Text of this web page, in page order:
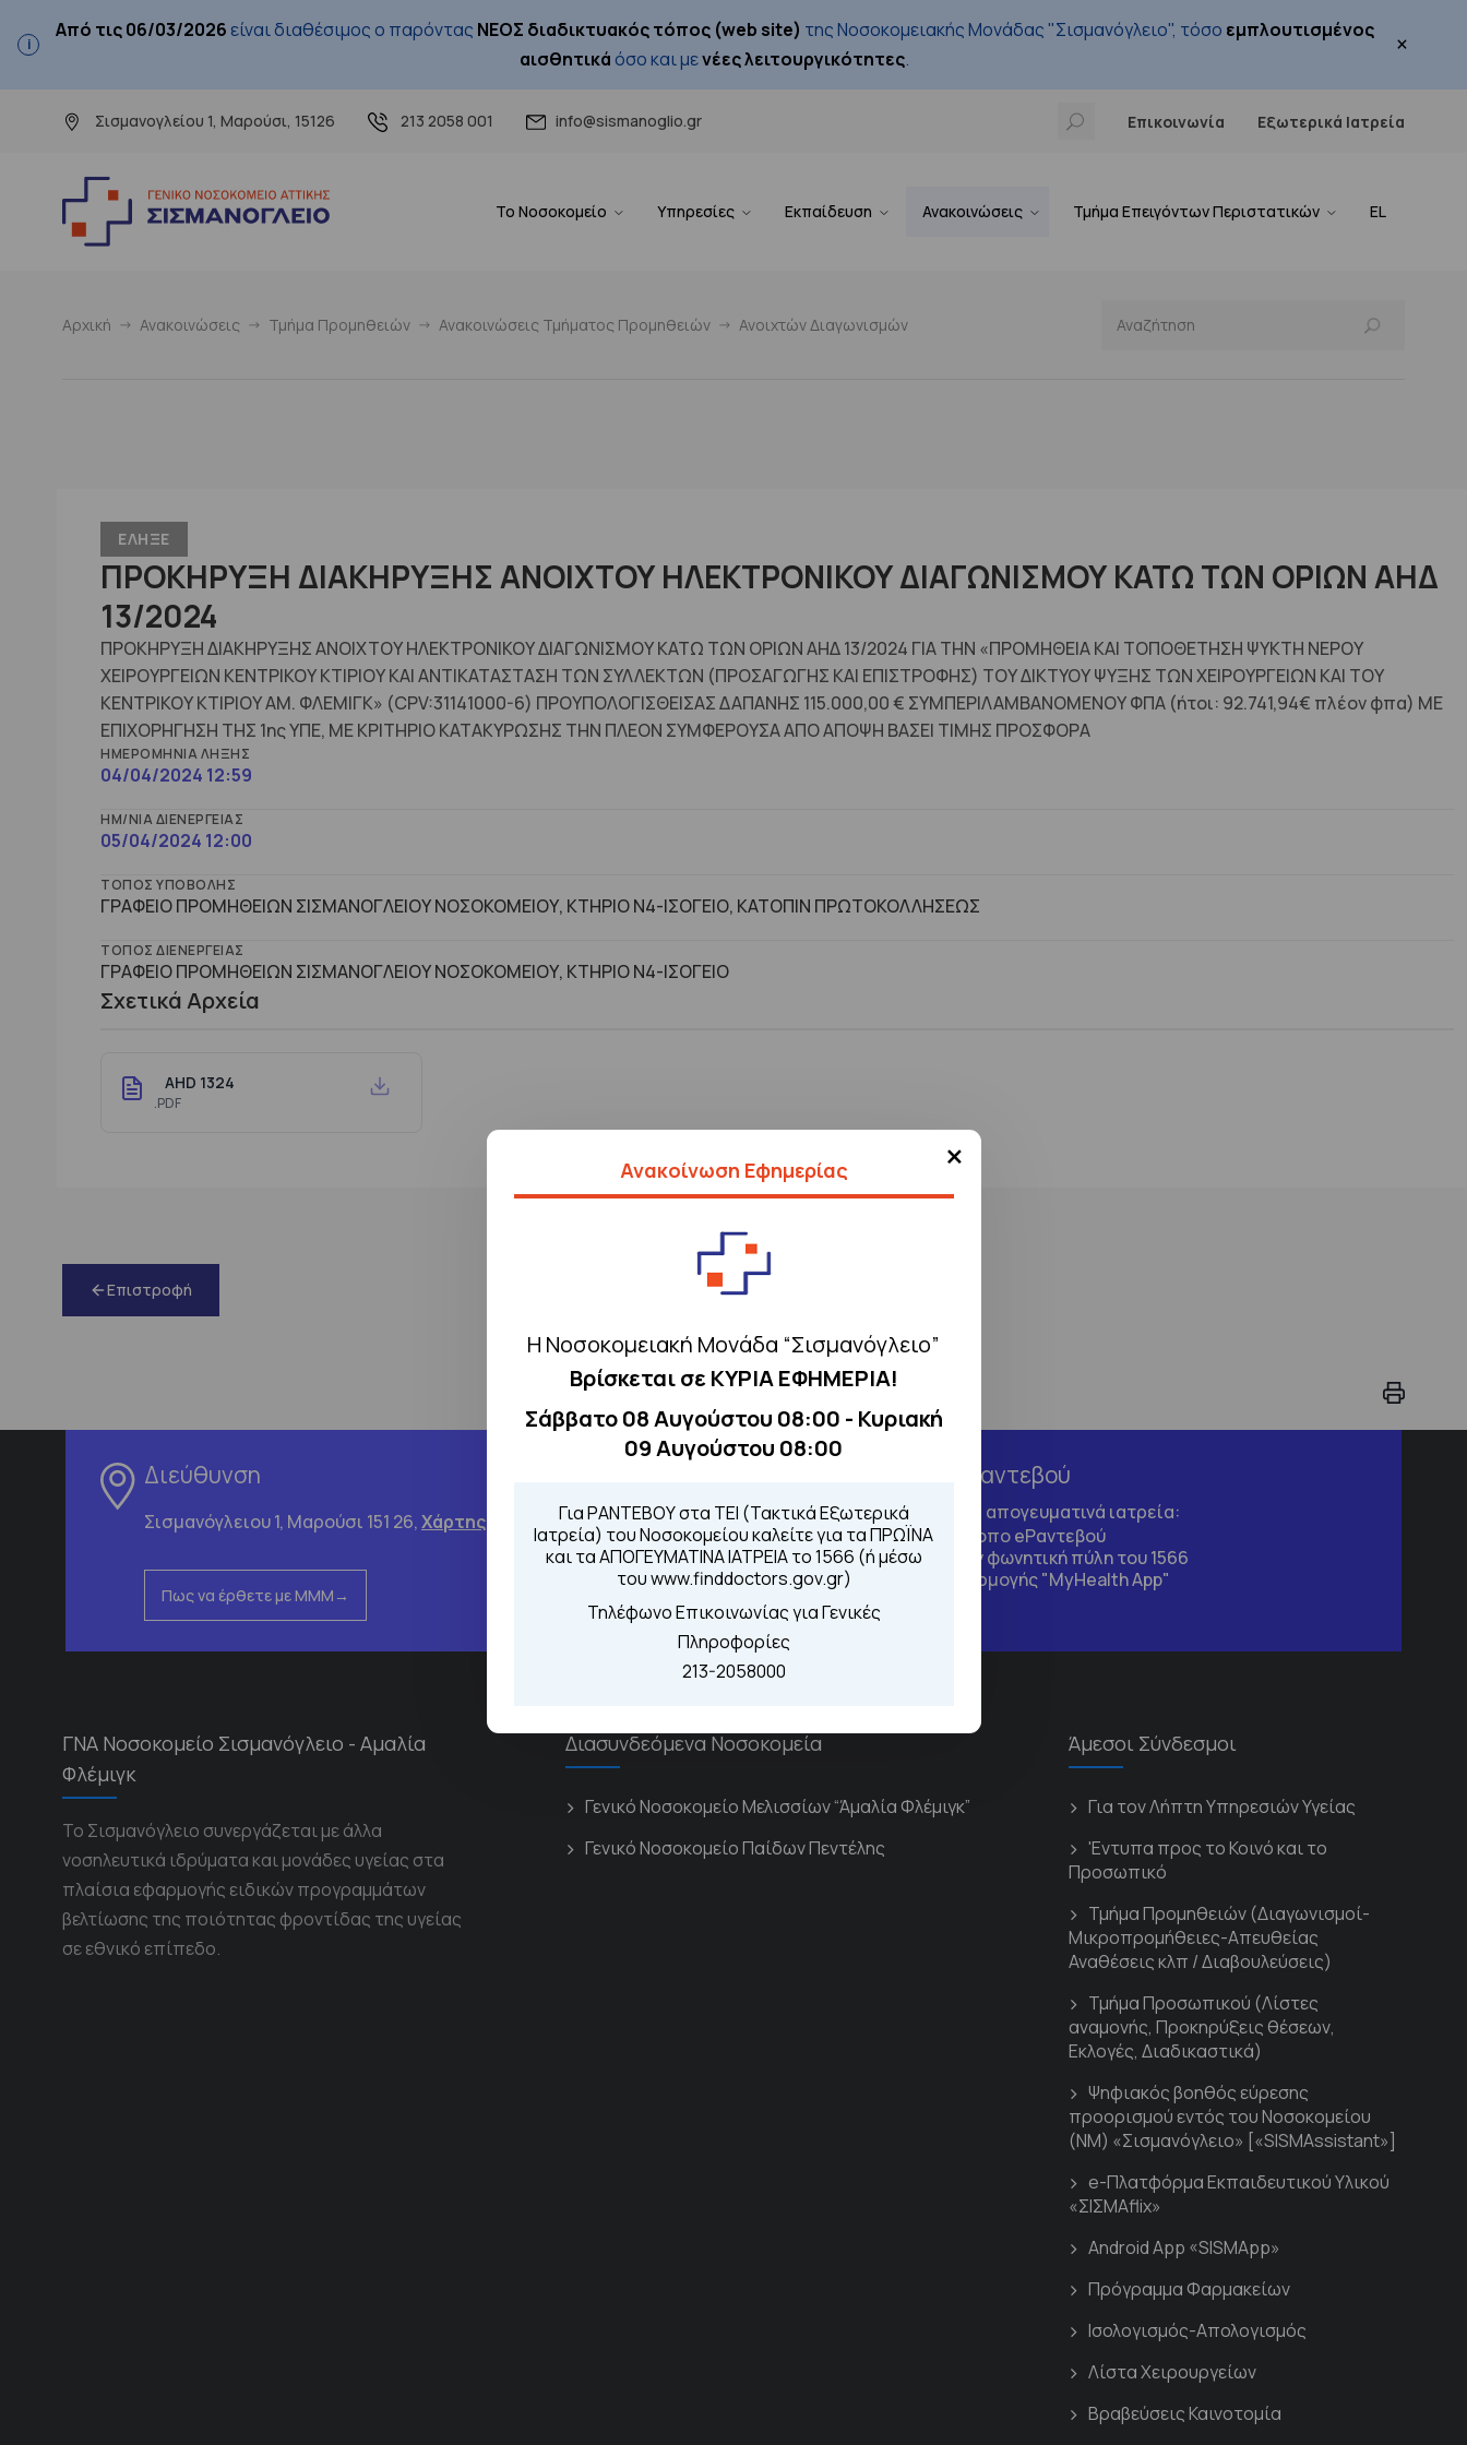
Από τις 06/03/2026 είναι διαθέσιμος ο παρόντας ΝΕΟΣ διαδικτυακός τόπος (web site) της Νοσοκομειακής Μονάδας "Σισμανόγλειο", τόσο εμπλουτισμένος
αισθητικάόσο και μενέες λειτουργικότητες. ×
Σισμανογλείου 1, Μαρούσι, 15126 213 2058 001 info@sismanoglio.gr Επικοινωνία Εξωτερικά Ιατρεία
Το Νοσοκομείο Υπηρεσίες Εκπαίδευση Ανακοινώσεις Τμήμα Επειγόντων Περιστατικών EL
×
Ανακοίνωση Εφημερίας
Η Νοσοκομειακή Μονάδα “Σισμανόγλειο”
Βρίσκεται σε ΚΥΡΙΑ ΕΦΗΜΕΡΙΑ!
Σάββατο 08 Αυγούστου 08:00 - Κυριακή
09 Αυγούστου 08:00
Για ΡΑΝΤΕΒΟΥ στα ΤΕΙ (Τακτικά Εξωτερικά
Ιατρεία) του Νοσοκομείου καλείτε για τα ΠΡΩΪΝΑ
και τα ΑΠΟΓΕΥΜΑΤΙΝΑ ΙΑΤΡΕΙΑ το 1566 (ή μέσω
του www.finddoctors.gov.gr)
Τηλέφωνο Επικοινωνίας για Γενικές
Πληροφορίες
213-2058000
Αρχική Ανακοινώσεις Τμήμα Προμηθειών Ανακοινώσεις Τμήματος Προμηθειών Ανοιχτών Διαγωνισμών
ΕΛΗΞΕ
ΠΡΟΚΗΡΥΞΗ ΔΙΑΚΗΡΥΞΗΣ ΑΝΟΙΧΤΟΥ ΗΛΕΚΤΡΟΝΙΚΟΥ ΔΙΑΓΩΝΙΣΜΟΥ ΚΑΤΩ ΤΩΝ ΟΡΙΩΝ ΑΗΔ
13/2024
ΠΡΟΚΗΡΥΞΗ ΔΙΑΚΗΡΥΞΗΣ ΑΝΟΙΧΤΟΥ ΗΛΕΚΤΡΟΝΙΚΟΥ ΔΙΑΓΩΝΙΣΜΟΥ ΚΑΤΩ ΤΩΝ ΟΡΙΩΝ ΑΗΔ 13/2024 ΓΙΑ ΤΗΝ «ΠΡΟΜΗΘΕΙΑ ΚΑΙ ΤΟΠΟΘΕΤΗΣΗ ΨΥΚΤΗ ΝΕΡΟΥ
ΧΕΙΡΟΥΡΓΕΙΩΝ ΚΕΝΤΡΙΚΟΥ ΚΤΙΡΙΟΥ ΚΑΙ ΑΝΤΙΚΑΤΑΣΤΑΣΗ ΤΩΝ ΣΥΛΛΕΚΤΩΝ (ΠΡΟΣΑΓΩΓΗΣ ΚΑΙ ΕΠΙΣΤΡΟΦΗΣ) ΤΟΥ ΔΙΚΤΥΟΥ ΨΥΞΗΣ ΤΩΝ ΧΕΙΡΟΥΡΓΕΙΩΝ ΚΑΙ ΤΟΥ
ΚΕΝΤΡΙΚΟΥ ΚΤΙΡΙΟΥ ΑΜ. ΦΛΕΜΙΓΚ» (CPV:31141000-6) ΠΡΟΥΠΟΛΟΓΙΣΘΕΙΣΑΣ ΔΑΠΑΝΗΣ 115.000,00 € ΣΥΜΠΕΡΙΛΑΜΒΑΝΟΜΕΝΟΥ ΦΠΑ (ήτοι: 92.741,94€ πλέον φπα) ΜΕ
ΕΠΙΧΟΡΗΓΗΣΗ ΤΗΣ 1ης ΥΠΕ, ΜΕ ΚΡΙΤΗΡΙΟ ΚΑΤΑΚΥΡΩΣΗΣ ΤΗΝ ΠΛΕΟΝ ΣΥΜΦΕΡΟΥΣΑ ΑΠΟ ΑΠΟΨΗ ΒΑΣΕΙ ΤΙΜΗΣ ΠΡΟΣΦΟΡΑ
ΗΜΕΡΟΜΗΝΊΑ ΛΉΞΗΣ
04/04/2024 12:59
ΗΜ/ΝΊΑ ΔΙΕΝΈΡΓΕΙΑΣ
05/04/2024 12:00
ΤΌΠΟΣ ΥΠΟΒΟΛΉΣ
ΓΡΑΦΕΙΟ ΠΡΟΜΗΘΕΙΩΝ ΣΙΣΜΑΝΟΓΛΕΙΟΥ ΝΟΣΟΚΟΜΕΙΟΥ, ΚΤΗΡΙΟ Ν4-ΙΣΟΓΕΙΟ, ΚΑΤΟΠΙΝ ΠΡΩΤΟΚΟΛΛΗΣΕΩΣ
ΤΌΠΟΣ ΔΙΕΝΈΡΓΕΙΑΣ
ΓΡΑΦΕΙΟ ΠΡΟΜΗΘΕΙΩΝ ΣΙΣΜΑΝΟΓΛΕΙΟΥ ΝΟΣΟΚΟΜΕΙΟΥ, ΚΤHΡΙΟ Ν4-ΙΣΟΓΕΙΟ
Σχετικά Αρχεία
AHD 1324
.PDF
Επιστροφή
Διεύθυνση
Σισμανόγλειου 1, Μαρούσι 151 26,Χάρτης Περιοχής
Πως να έρθετε με ΜΜΜ
Τηλέφωνα για Ραντεβού
Για τα πρωινά και τα απογευματινά ιατρεία:
Από τον ιστότοποeΡαντεβού
Καλώντας στην φωνητική πύλη του 1566
Μέσω της εφαρμογής "MyHealth App"
ΓΝΑ Νοσοκομείο Σισμανόγλειο - Αμαλία
Φλέμιγκ
Το Σισμανόγλειο συνεργάζεται με άλλα
νοσηλευτικά ιδρύματα και μονάδες υγείας στα
πλαίσια εφαρμογής ειδικών προγραμμάτων
βελτίωσης της ποιότητας φροντίδας της υγείας
σε εθνικό επίπεδο.
Διασυνδεόμενα Νοσοκομεία
Γενικό Νοσοκομείο Μελισσίων “Άμαλία Φλέμιγκ”
Γενικό Νοσοκομείο Παίδων Πεντέλης
Άμεσοι Σύνδεσμοι
Για τον Λήπτη Υπηρεσιών Υγείας
'Εντυπα προς το Κοινό και το
Προσωπικό
Τμήμα Προμηθειών (Διαγωνισμοί-
Μικροπρομήθειες-Απευθείας
Αναθέσεις κλπ / Διαβουλεύσεις)
Τμήμα Προσωπικού (Λίστες
αναμονής, Προκηρύξεις θέσεων,
Εκλογές, Διαδικαστικά)
Ψηφιακός βοηθός εύρεσης
προορισμού εντός του Νοσοκομείου
(ΝΜ) «Σισμανόγλειο» [«SISMAssistant»]
e-Πλατφόρμα Εκπαιδευτικού Υλικού
«ΣΙΣΜΑflix»
Android App «SISMApp»
Πρόγραμμα Φαρμακείων
Ισολογισμός-Απολογισμός
Λίστα Χειρουργείων
Βραβεύσεις Καινοτομία